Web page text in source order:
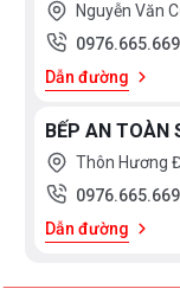
Điều khiển bằng
Khoang rửa
Số lượng vòi
Kích thước
Chiều rộng
Nguyễn Văn
0976.665.669
Dẫn đường
BẾP AN TOÀN
Thôn Hương
0976.665.669
Dẫn đường